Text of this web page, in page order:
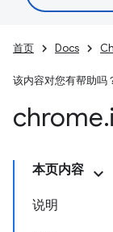
首页 Docs
该内容对您有帮助吗
chrome.
本页内容
说明